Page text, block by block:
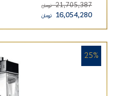
21,705,387 تومان
16,054,280 تومان
25%